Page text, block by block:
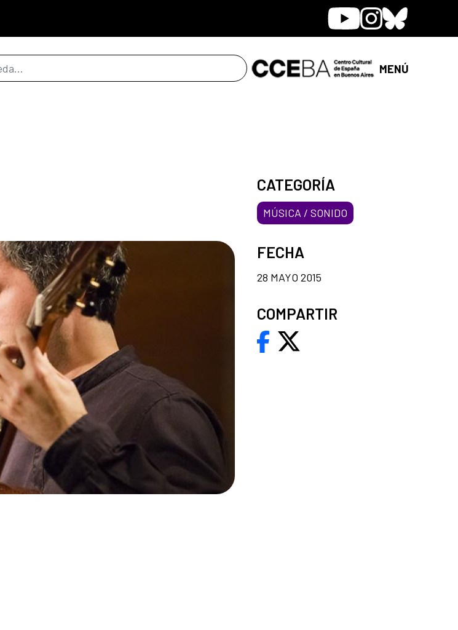
YoutubeInstagram
Bluesky
MENÚ
CATEGORÍA
MÚSICA / SONIDO
FECHA
28 MAYO 2015
COMPARTIR